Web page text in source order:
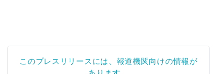
このプレスリリースには、報道機関向けの情報が